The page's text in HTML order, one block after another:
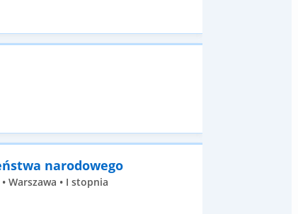
narodowego
Warszawa • I stopnia